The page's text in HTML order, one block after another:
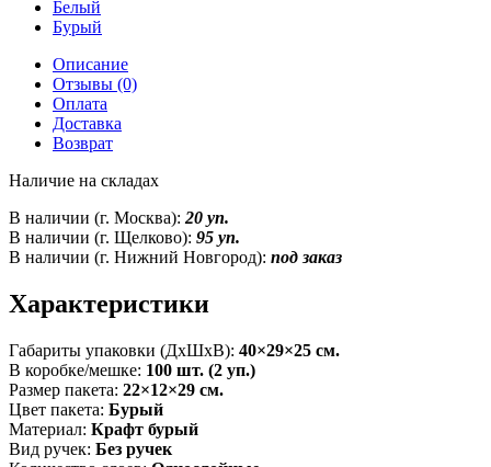
Белый
Бурый
Описание
Отзывы (0)
Оплата
Доставка
Возврат
Наличие на складах
В наличии (г. Москва): 20 уп.
В наличии (г. Щелково): 95 уп.
В наличии (г. Нижний Новгород): под заказ
Характеристики
Габариты упаковки (ДxШxВ): 40×29×25 см.
В коробке/мешке: 100 шт. (2 уп.)
Размер пакета: 22×12×29 см.
Цвет пакета: Бурый
Материал: Крафт бурый
Вид ручек: Без ручек